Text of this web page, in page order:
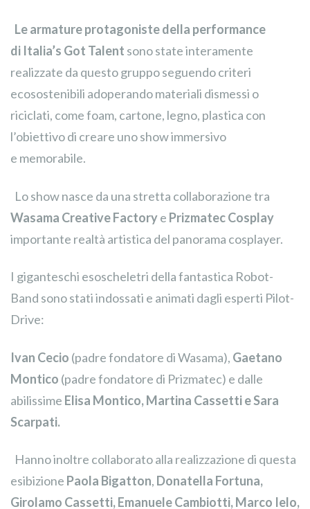
Le armature protagoniste della performance
di Italia’s Got Talent sono state interamente
realizzate da questo gruppo seguendo criteri
ecosostenibili adoperando materiali dismessi o
riciclati, come foam, cartone, legno, plastica con
l’obiettivo di creare uno show immersivo
e memorabile.
Lo show nasce da una stretta collaborazione tra
Wasama Creative Factorye Prizmatec Cosplay
importante realtà artistica del panorama cosplayer.
I giganteschi esoscheletri della fantastica Robot-
Band sono stati indossati e animati dagli esperti Pilot-
Drive:
Ivan Cecio (padre fondatore di Wasama), Gaetano
Montico (padre fondatore di Prizmatec) e dalle
abilissime Elisa Montico, Martina Cassetti e Sara
Scarpati.
Hanno inoltre collaborato alla realizzazione di questa
esibizione Paola Bigatton, Donatella Fortuna,
Girolamo Cassetti, Emanuele Cambiotti, Marco Ielo,